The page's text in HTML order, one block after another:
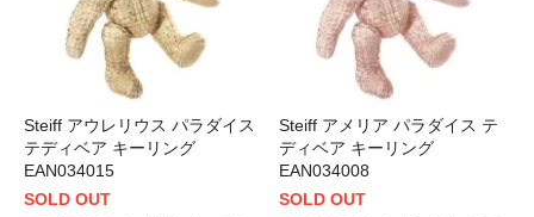
Steiff アウレリウス パラダイス
テディベア キーリング
EAN034015
SOLD OUT
Steiff アメリア パラダイス テ
ディベア キーリング
EAN034008
SOLD OUT